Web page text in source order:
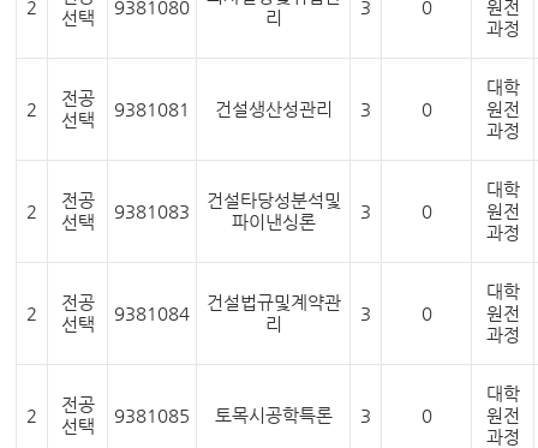
2
선택
9381080
리
3 0
원전
과정
2
전공
선택
9381081 건설생산성관리 3 0
대학
원전
과정
2
전공
선택
9381083
건설타당성분석및
파이낸싱론
3 0
대학
원전
과정
2
전공
선택
9381084
건설법규및계약관
리
3 0
대학
원전
과정
2
전공
선택
9381085 토목시공학특론 3 0
대학
원전
과정